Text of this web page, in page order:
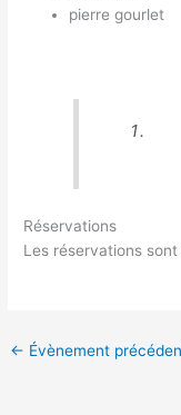
pierre gourlet
Réservations
Les réservations
← Évènement